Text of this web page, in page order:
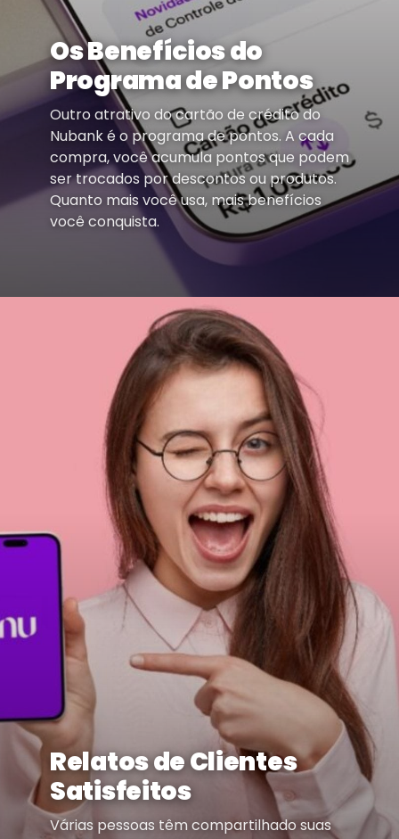
Os Benefícios do
Programa de Pontos
Outro atrativo do cartão de crédito do
Nubank é o programa de pontos. A cada
compra, você acumula pontos que podem
ser trocados por descontos ou produtos.
Quanto mais você usa, mais benefícios
você conquista.
Relatos de Clientes
Satisfeitos
Várias pessoas têm compartilhado suas